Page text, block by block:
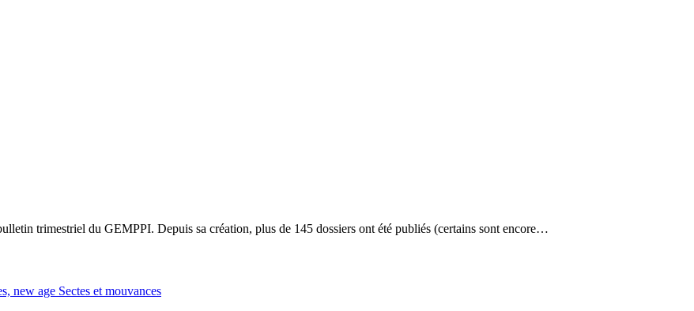
trimestriel du GEMPPI. Depuis sa création, plus de 145 dossiers ont été publiés (certains sont encore…
new age Sectes et mouvances